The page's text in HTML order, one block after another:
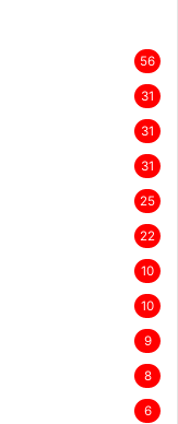
56
31
31
31
25
22
10
10
9
8
6